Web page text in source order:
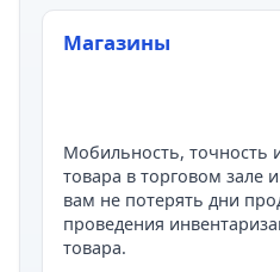
Магазины
Мобильность, точность
товара в торговом зале
вам не потерять дни
проведения
товара.